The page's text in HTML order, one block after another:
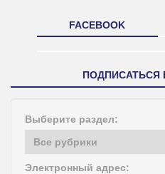
FACEBOOK
ПОДПИСАТЬСЯ
Выберите раздел:
Электронный адрес: